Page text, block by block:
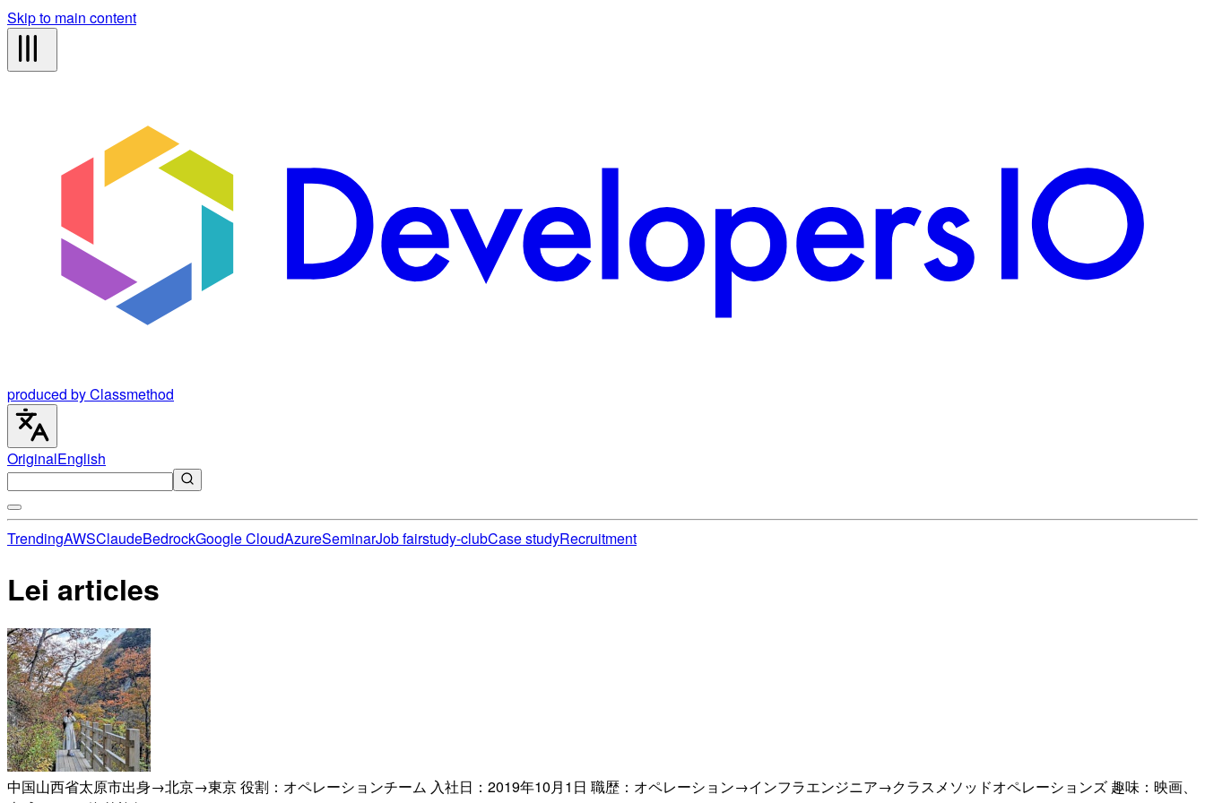
Skip to main content
produced by Classmethod
OriginalEnglish
TrendingAWSClaudeBedrockGoogle CloudAzureSeminarJob fairstudy-clubCase studyRecruitment
Lei articles
中国山西省太原市出身→北京→東京 役割：オペレーションチーム 入社日：2019年10月1日 職歴：オペレーション→インフラエンジニア→クラスメソッドオペレーションズ 趣味：映画、